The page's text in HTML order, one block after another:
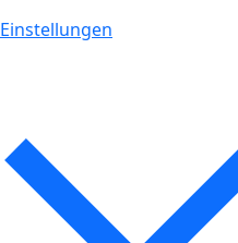
Einstellungen